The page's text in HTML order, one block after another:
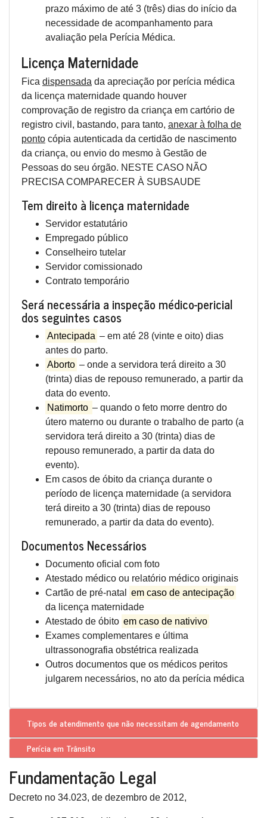
prazo máximo de até 3 (três) dias do início da
necessidade de acompanhamento para
avaliação pela Perícia Médica.
Licença Maternidade
Fica dispensada da apreciação por perícia médica
da licença maternidade quando houver
comprovação de registro da criança em cartório de
registro civil, bastando, para tanto, anexar à folha de
ponto cópia autenticada da certidão de nascimento
da criança, ou envio do mesmo à Gestão de
Pessoas do seu órgão. NESTE CASO NÃO
PRECISA COMPARECER À SUBSAUDE
Tem direito à licença maternidade
Servidor estatutário
Empregado público
Conselheiro tutelar
Servidor comissionado
Contrato temporário
Será necessária a inspeção médico-pericial
dos seguintes casos
Antecipada – em até 28 (vinte e oito) dias
antes do parto.
Aborto – onde a servidora terá direito a 30
(trinta) dias de repouso remunerado, a partir da
data do evento.
Natimorto – quando o feto morre dentro do
útero materno ou durante o trabalho de parto (a
servidora terá direito a 30 (trinta) dias de
repouso remunerado, a partir da data do
evento).
Em casos de óbito da criança durante o
período de licença maternidade (a servidora
terá direito a 30 (trinta) dias de repouso
remunerado, a partir da data do evento).
Documentos Necessários
Documento oficial com foto
Atestado médico ou relatório médico originais
Cartão de pré-natal
em caso de antecipação
da licença maternidade
Atestado de óbito em caso de nativivo
Exames complementares e última
ultrassonografia obstétrica realizada
Outros documentos que os médicos peritos
julgarem necessários, no ato da perícia médica
Tipos de atendimento que não necessitam de agendamento
Perícia em Trânsito
Fundamentação Legal
Decreto no 34.023, de dezembro de 2012,